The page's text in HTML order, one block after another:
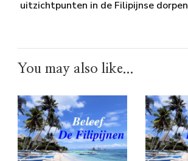
uitzichtpunten in de Filipijnse dorpen
You may also like...